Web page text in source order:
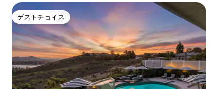
ゲストチョイス
ゲストチョイス